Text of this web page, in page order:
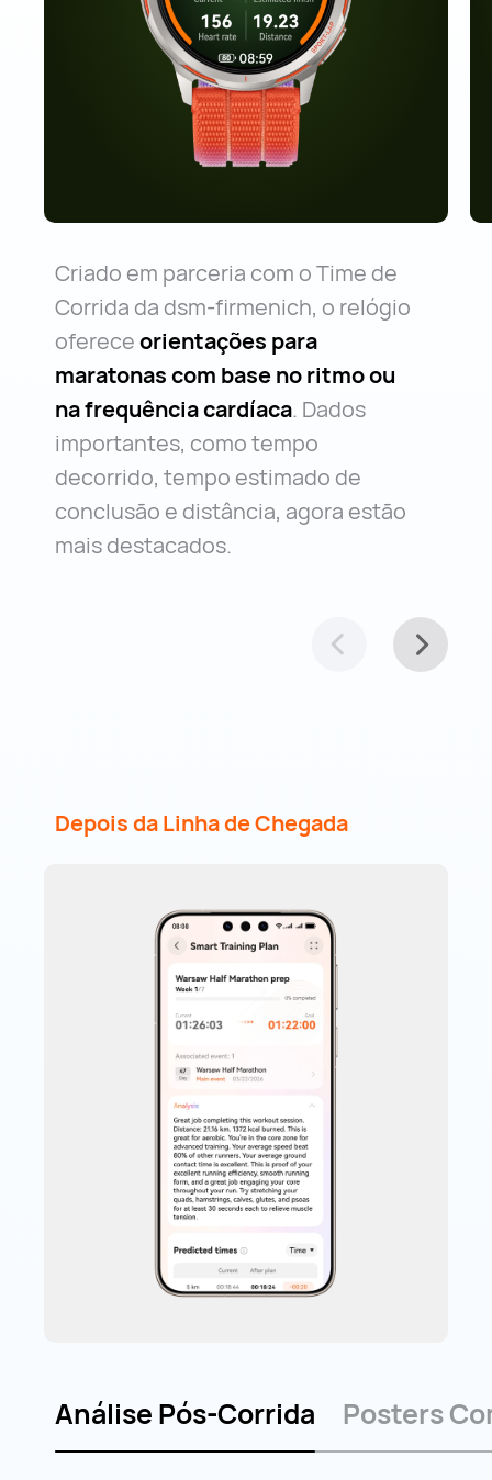
Criado em parceria com o Time de
Corrida da dsm-firmenich, o relógio
ofereceorientações para
maratonas com base no ritmo ou
na frequência cardíaca. Dados
importantes, como tempo
decorrido, tempo estimado de
conclusão e distância, agora estão
mais destacados.
Depois da Linha de Chegada
Análise Pós-Corrida Posters